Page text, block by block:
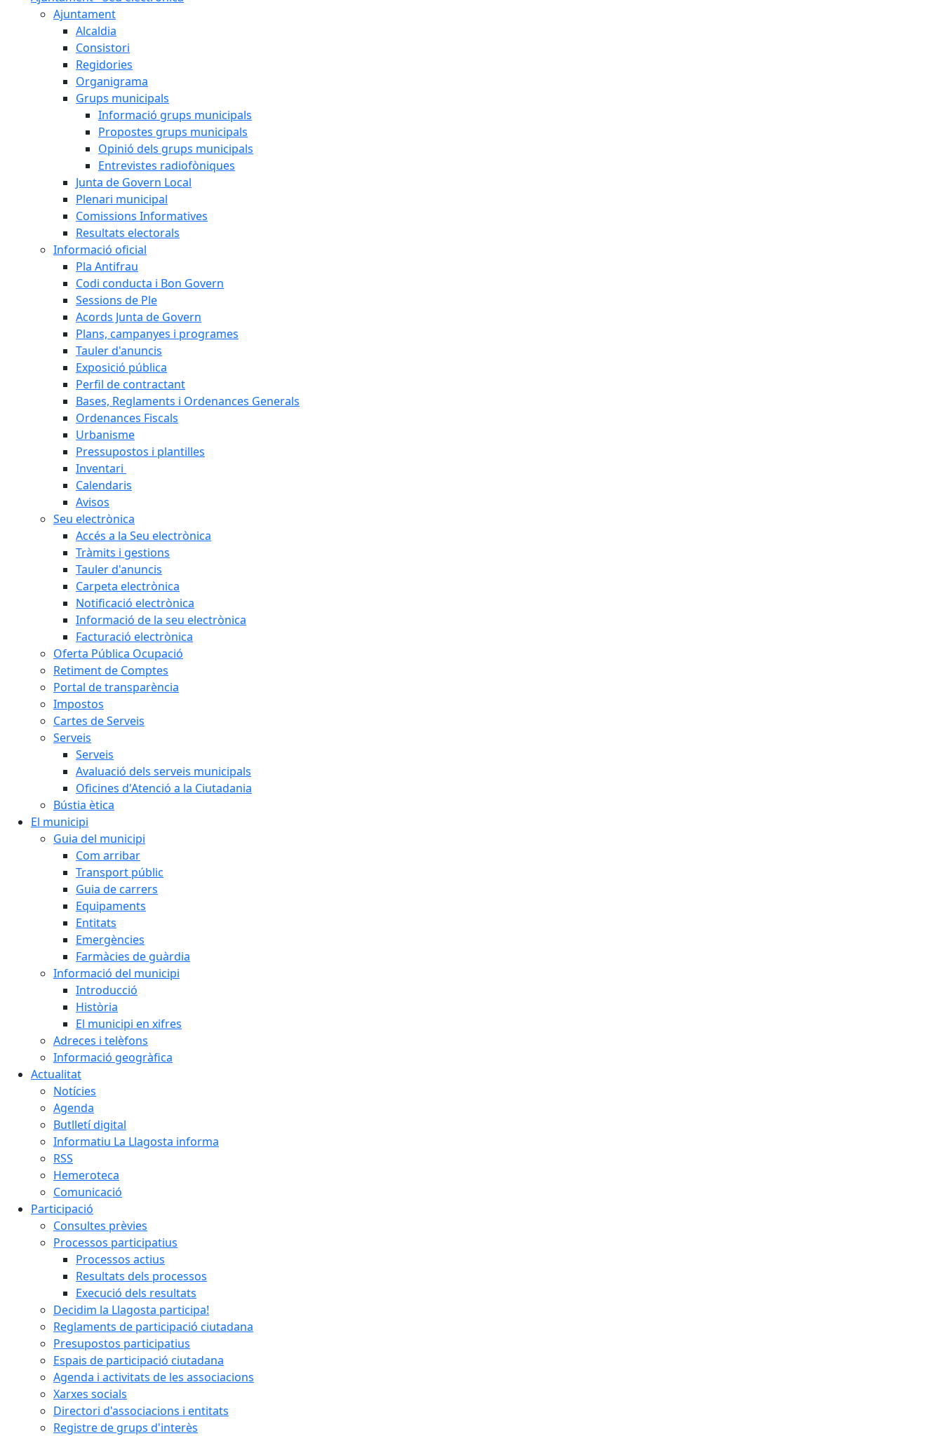
Ajuntament
Alcaldia
Consistori
Regidories
Organigrama
Grups municipals
Informació grups municipals
Propostes grups municipals
Opinió dels grups municipals
Entrevistes radiofòniques
Junta de Govern Local
Plenari municipal
Comissions Informatives
Resultats electorals
Informació oficial
Pla Antifrau
Codi conducta i Bon Govern
Sessions de Ple
Acords Junta de Govern
Plans, campanyes i programes
Tauler d'anuncis
Exposició pública
Perfil de contractant
Bases, Reglaments i Ordenances Generals
Ordenances Fiscals
Urbanisme
Pressupostos i plantilles
Inventari
Calendaris
Avisos
Seu electrònica
Accés a la Seu electrònica
Tràmits i gestions
Tauler d'anuncis
Carpeta electrònica
Notificació electrònica
Informació de la seu electrònica
Facturació electrònica
Oferta Pública Ocupació
Retiment de Comptes
Portal de transparència
Impostos
Cartes de Serveis
Serveis
Serveis
Avaluació dels serveis municipals
Oficines d'Atenció a la Ciutadania
Bústia ètica
El municipi
Guia del municipi
Com arribar
Transport públic
Guia de carrers
Equipaments
Entitats
Emergències
Farmàcies de guàrdia
Informació del municipi
Introducció
Història
El municipi en xifres
Adreces i telèfons
Informació geogràfica
Actualitat
Notícies
Agenda
Butlletí digital
Informatiu La Llagosta informa
RSS
Hemeroteca
Comunicació
Participació
Consultes prèvies
Processos participatius
Processos actius
Resultats dels processos
Execució dels resultats
Decidim la Llagosta participa!
Reglaments de participació ciutadana
Presupostos participatius
Espais de participació ciutadana
Agenda i activitats de les associacions
Xarxes socials
Directori d'associacions i entitats
Registre de grups d'interès